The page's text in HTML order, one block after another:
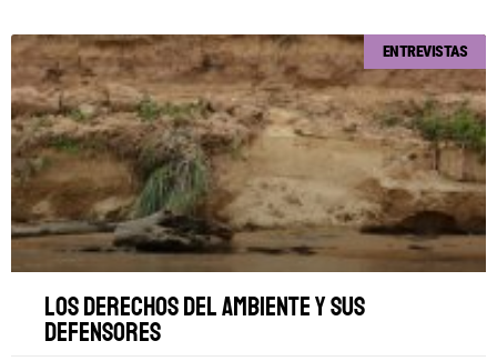
ENTREVISTAS
Los derechos del ambiente y sus
defensores